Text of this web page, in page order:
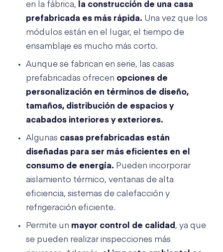
en la fábrica,
la construcción de una casa
prefabricada es más rápida. Una vez que los
módulos están en el lugar, el tiempo de
ensamblaje es mucho más corto.
Aunque se fabrican en serie, las casas
prefabricadas ofrecen opciones de
personalización en términos de diseño,
tamaños, distribución de espacios y
acabados interiores y exteriores.
Algunas casas prefabricadas están
diseñadas para ser más eficientes en el
consumo de energía. Pueden incorporar
aislamiento térmico, ventanas de alta
eficiencia, sistemas de calefacción y
refrigeración eficiente.
Permite un mayor control de calidad , ya que
se pueden realizar inspecciones más